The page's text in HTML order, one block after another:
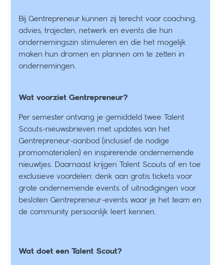
Bij Gentrepreneur kunnen zij terecht voor coaching,
advies, trajecten, netwerk en events die hun
ondernemingszin stimuleren en die het mogelijk
maken hun dromen en plannen om te zetten in
ondernemingen.
Wat voorziet Gentrepreneur?
Per semester ontvang je gemiddeld twee Talent
Scouts-nieuwsbrieven met updates van het
Gentrepreneur-aanbod (inclusief de nodige
promomaterialen) en inspirerende ondernemende
nieuwtjes. Daarnaast krijgen Talent Scouts af en toe
exclusieve voordelen: denk aan gratis tickets voor
grote ondernemende events of uitnodigingen voor
besloten Gentrepreneur-events waar je het team en
de community persoonlijk leert kennen.
Wat doet een Talent Scout?